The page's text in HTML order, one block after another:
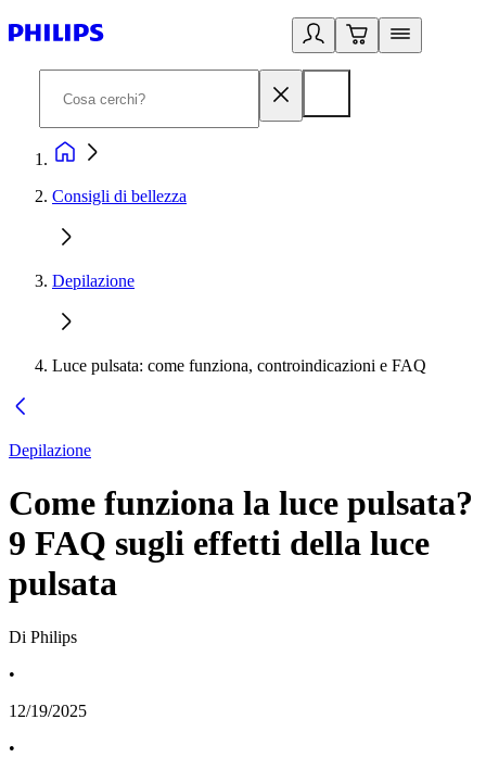
Consigli di bellezza
Depilazione
Luce pulsata: come funziona, controindicazioni e FAQ
Depilazione
Come funziona la luce pulsata?
9 FAQ sugli effetti della luce
pulsata
Di Philips
•
12/19/2025
•